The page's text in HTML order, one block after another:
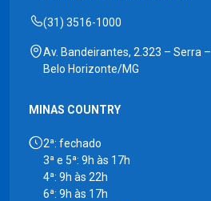
(31) 3516-1000
Av. Bandeirantes, 2.323 – Serra –
Belo Horizonte/MG
MINAS COUNTRY
2ª: fechado
3ª e 5ª: 9h às 17h
4ª: 9h às 22h
6ª: 9h às 17h